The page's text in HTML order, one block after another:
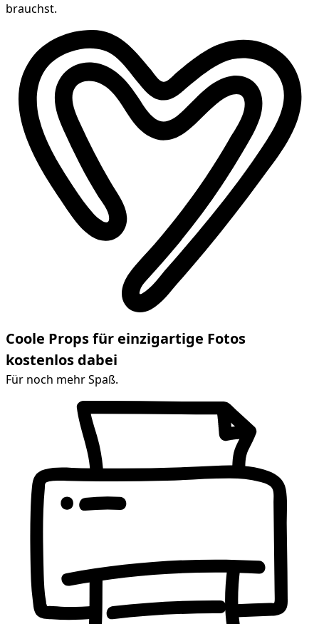
brauchst.
Coole Props für einzigartige Fotos
kostenlos dabei
Für noch mehr Spaß.